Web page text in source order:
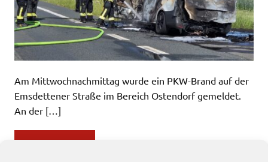
Am Mittwochnachmittag wurde ein PKW-Brand auf der
Emsdettener Straße im Bereich Ostendorf gemeldet.
An der […]
WEITERLESEN